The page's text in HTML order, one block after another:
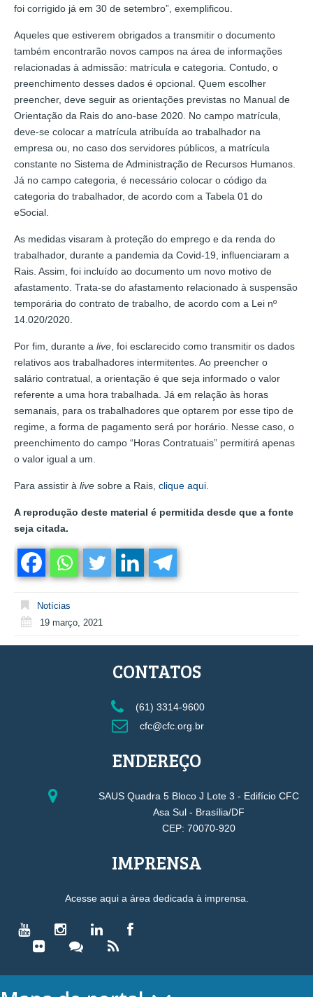
foi corrigido já em 30 de setembro”, exemplificou.
Aqueles que estiverem obrigados a transmitir o documento
também encontrarão novos campos na área de informações
relacionadas à admissão: matrícula e categoria. Contudo, o
preenchimento desses dados é opcional. Quem escolher
preencher, deve seguir as orientações previstas no Manual de
Orientação da Rais do ano-base 2020. No campo matrícula,
deve-se colocar a matrícula atribuída ao trabalhador na
empresa ou, no caso dos servidores públicos, a matrícula
constante no Sistema de Administração de Recursos Humanos.
Já no campo categoria, é necessário colocar o código da
categoria do trabalhador, de acordo com a Tabela 01 do
eSocial.
As medidas visaram à proteção do emprego e da renda do
trabalhador, durante a pandemia da Covid-19, influenciaram a
Rais. Assim, foi incluído ao documento um novo motivo de
afastamento. Trata-se do afastamento relacionado à suspensão
temporária do contrato de trabalho, de acordo com a Lei nº
14.020/2020.
Por fim, durante a live, foi esclarecido como transmitir os dados
relativos aos trabalhadores intermitentes. Ao preencher o
salário contratual, a orientação é que seja informado o valor
referente a uma hora trabalhada. Já em relação às horas
semanais, para os trabalhadores que optarem por esse tipo de
regime, a forma de pagamento será por horário. Nesse caso, o
preenchimento do campo “Horas Contratuais” permitirá apenas
o valor igual a um.
Para assistir à live sobre a Rais, clique aqui.
A reprodução deste material é permitida desde que a fonte
seja citada.
Notícias
19 março, 2021
CONTATOS
(61) 3314-9600
cfc@cfc.org.br
ENDEREÇO
SAUS Quadra 5 Bloco J Lote 3 - Edifício CFC
Asa Sul - Brasília/DF
CEP: 70070-920
IMPRENSA
Acesse aqui a área dedicada à imprensa.